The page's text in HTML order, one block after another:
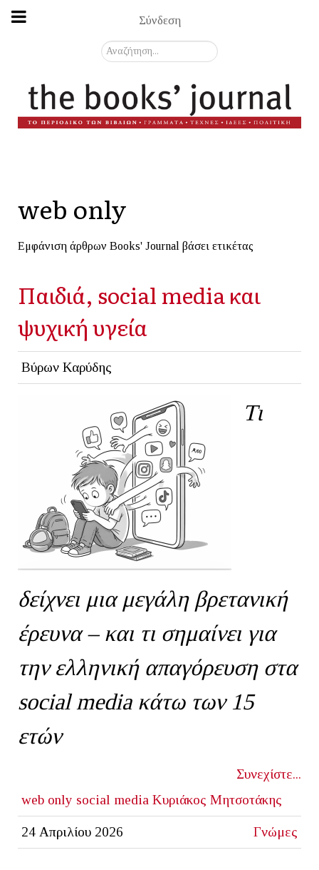
Σύνδεση
Αναζήτηση...
web only
Εμφάνιση άρθρων Books' Journal βάσει ετικέτας
Παιδιά, social media και
ψυχική υγεία
Βύρων Καρύδης
Τι
δείχνει μια μεγάλη βρετανική
έρευνα – και τι σημαίνει για
την ελληνική απαγόρευση στα
social mediaκάτω των 15
ετών
Συνεχίστε...
web only social media Κυριάκος Μητσοτάκης
24 Απριλίου 2026 Γνώμες